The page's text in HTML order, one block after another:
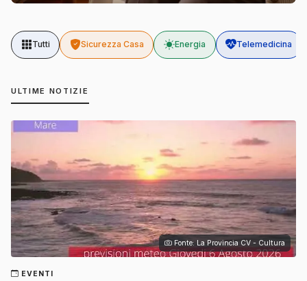
Tutti Sicurezza Casa Energia Telemedicina
ULTIME NOTIZIE
Fonte: La Provincia CV - Cultura
EVENTI